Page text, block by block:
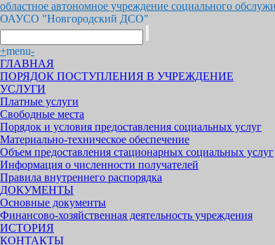
областное автономное учреждение социального
ОАУСО "Новгородский ДСО"
+menu-
ГЛАВНАЯ
ПОРЯДОК ПОСТУПЛЕНИЯ В УЧРЕЖДЕНИЕ
УСЛУГИ
Платные услуги
Свободные места
Порядок и условия предоставления социальных услуг
Материально-техническое обеспечение
Объем предоставления стационарных социальных услуг
Информация о численности получателей
Правила внутреннего распорядка
ДОКУМЕНТЫ
Основные документы
Финансово-хозяйственная деятельность учреждения
ИСТОРИЯ
КОНТАКТЫ